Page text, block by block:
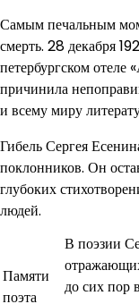
Самым печальным
смерть. 28 декабря
петербургском отеле
причинила
и всему миру
Гибель Сергея
поклонников. Он
глубоких
людей.
Памяти
поэта
В поэзии
до сих пор